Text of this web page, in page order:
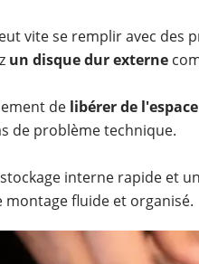
vite se remplir avec des
un disque dur externe
de libérer de
de problème technique.
interne rapide et
fluide et organisé.​